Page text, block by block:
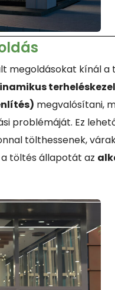
megoldásokat kínál
megvalósítani,
problémáját. Ez
tölthessenek,
töltés állapotát az